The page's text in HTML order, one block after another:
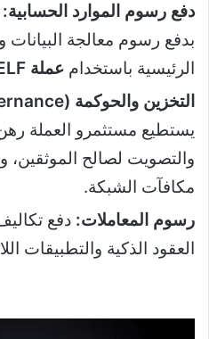
دفع رسوم الموارد الحسابية:
بدفع رسوم معالجة البيانات
الرئيسية باستخدام عملة ELF
التخزين والحوكمة (Staking &
والتصويت لصالح
مكافآت الشبكة.
رسوم المعاملات: دفع
العقود الذكية والتطبيقات